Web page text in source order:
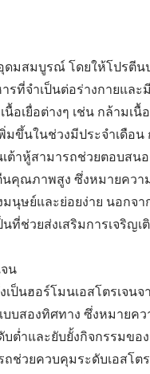
ดมสมบูรณ์ โดยให้โปรตี
รที่จำเป็นต่อร่างกายและ
อเยื่อต่างๆ เช่น กล้ามเ
มขึ้นในช่วงมีประจำเดือน
ต้าหู้สามารถช่วยตอบสน
นคุณภาพสูง ซึ่งหมายคว
นุษย์และย่อยง่าย นอกจ
ที่ช่วยส่งเสริมการเจริญ
น
ป็นฮอร์โมนเอสโตรเจน
บสองทิศทาง ซึ่งหมายคว
บต่ำและยับยั้งกิจกรรมขอ
ถช่วยควบคุมระดับเอสโต